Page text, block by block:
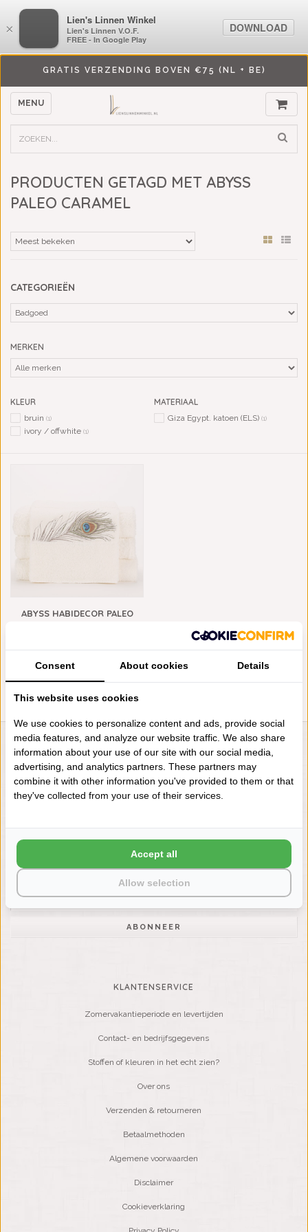
GRATIS VERZENDING BOVEN €75 (NL + BE)
MENU
PRODUCTEN GETAGD MET ABYSS
PALEO CARAMEL
CATEGORIEËN
MERKEN
KLEUR
bruin (1)
ivory / offwhite (1)
MATERIAAL
Giza Egypt. katoen (ELS) (1)
ABYSS HABIDECOR PALEO
LIENSLINNENWINKEL.NL
VRAGEN? BEL DAN
+31 (0) 575 511817
Wilt u op de hoogte blijven?
Word lid van onze mailinglijst:
ABONNEER
KLANTENSERVICE
Zomervakantieperiode en levertijden
Contact- en bedrijfsgegevens
Stoffen of kleuren in het echt zien?
Over ons
Verzenden & retourneren
Betaalmethoden
Algemene voorwaarden
Disclaimer
Cookieverklaring
×
LiensLinnenwinkel.nl
Lien's Linnen V.O.F.
FREE - In Google Play
DOWNLOAD
Consent About cookies Details
This website uses cookies
We use cookies to personalize content and ads, provide social
media features, and analyze our website traffic. We also share
information about your use of our site with our social media,
advertising, and analytics partners. These partners may
combine it with other information you've provided to them or that
they've collected from your use of their services.
Allow selection
Accept all
×
Lien's Linnen Winkel
Lien's Linnen V.O.F.
FREE - In Google Play
DOWNLOAD